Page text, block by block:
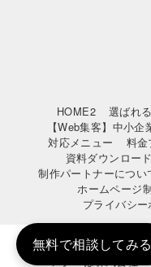
無料で相談してみる
HOME2 選ばれ
【Web集客】中小
対応メニュー
料金
資料ダウンロード
制作パートナーについ
ホームページ
プライバシ
© 2010-2024 神戸ホーム
ンターは株式会社